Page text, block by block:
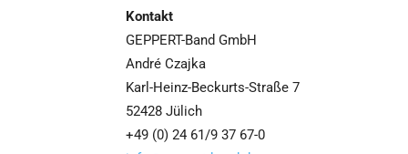
Kontakt
GEPPERT-Band GmbH
André Czajka
Karl-Heinz-Beckurts-Straße 7
52428 Jülich
+49 (0) 24 61/9 37 67-0